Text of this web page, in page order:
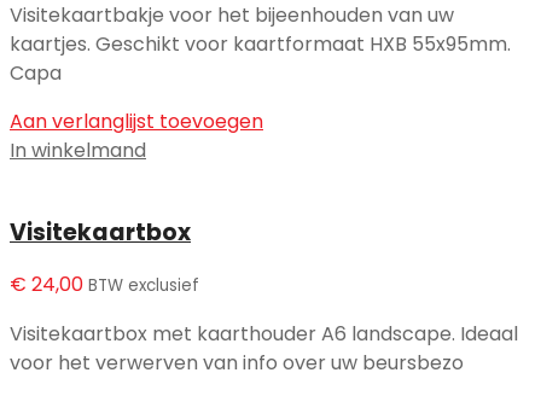
Visitekaartbakje voor het bijeenhouden van uw
kaartjes. Geschikt voor kaartformaat HXB 55x95mm.
Capa
Aan verlanglijst toevoegen
In winkelmand
Visitekaartbox
€ 24,00 BTW exclusief
Visitekaartbox met kaarthouder A6 landscape. Ideaal
voor het verwerven van info over uw beursbezo